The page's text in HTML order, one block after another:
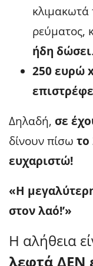
ρεύματος,
ήδη δώσει.
250 ευρώ
Δηλαδή, σε
δίνουν πίσω το
ευχαριστώ!
«Η
στον λαό!’»
Η αλήθεια
λεφτά ΔΕΝ